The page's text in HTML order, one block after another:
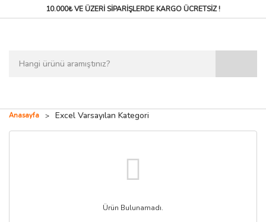
10.000₺ VE ÜZERİ SİPARİŞLERDEKARGO ÜCRETSİZ !
Anasayfa Excel Varsayılan Kategori
Ürün Bulunamadı.